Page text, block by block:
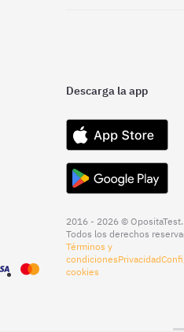
Descarga la app
2016 - 2026 © OpositaTest.
Todos los derechos
Términos y
condicionesPrivacidad
cookies